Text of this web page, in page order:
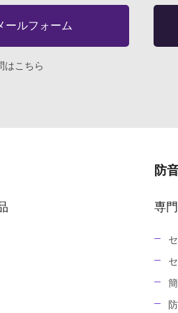
ールフォーム
はこちら
防
専